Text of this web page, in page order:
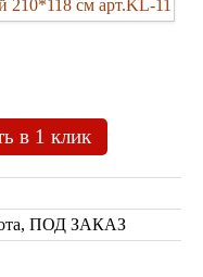
в 1 клик
ПОД ЗАКАЗ